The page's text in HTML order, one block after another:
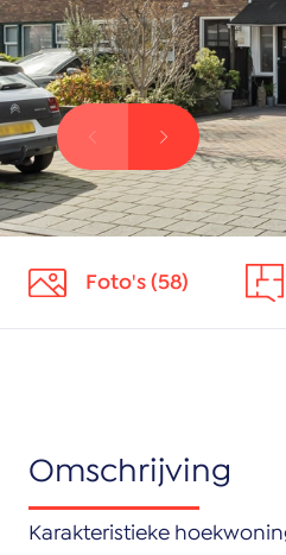
Foto's (58)
Omschrijving
Karakteristieke